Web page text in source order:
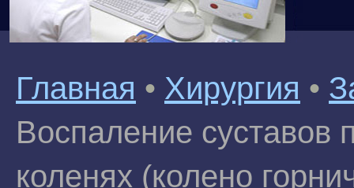
Главная • Хирургия •
Воспаление суставов
коленях (колено